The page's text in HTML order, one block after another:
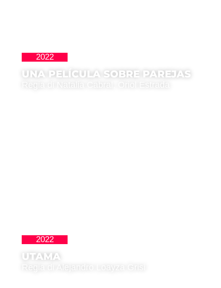
2022
UNA PELÍCULA SOBRE PAREJAS
2022
UTAMA